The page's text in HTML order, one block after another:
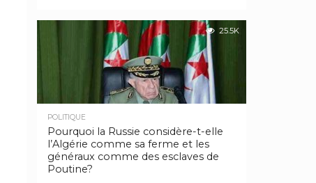
25.5K
POLITIQUE
Pourquoi la Russie considère-t-elle
l’Algérie comme sa ferme et les
généraux comme des esclaves de
Poutine?